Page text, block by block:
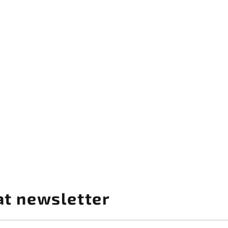
newsletter